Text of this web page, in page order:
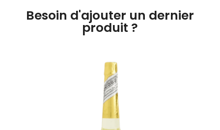
Besoin d'ajouter un dernier
produit ?